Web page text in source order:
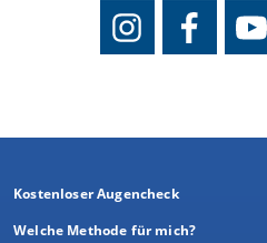
Kostenloser Augencheck
Welche Methode für mich?